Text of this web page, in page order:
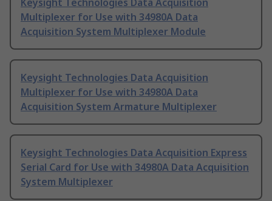
Keysight Technologies Data Acquisition
Multiplexer for Use with 34980A Data
Acquisition System Multiplexer Module
Keysight Technologies Data Acquisition
Multiplexer for Use with 34980A Data
Acquisition System Armature Multiplexer
Keysight Technologies Data Acquisition Express
Serial Card for Use with 34980A Data Acquisition
System Multiplexer